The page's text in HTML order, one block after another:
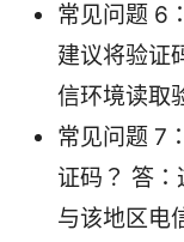
常见问题 6
建议将验证
信环境读取
常见问题 7
证码？ 答
与该地区电